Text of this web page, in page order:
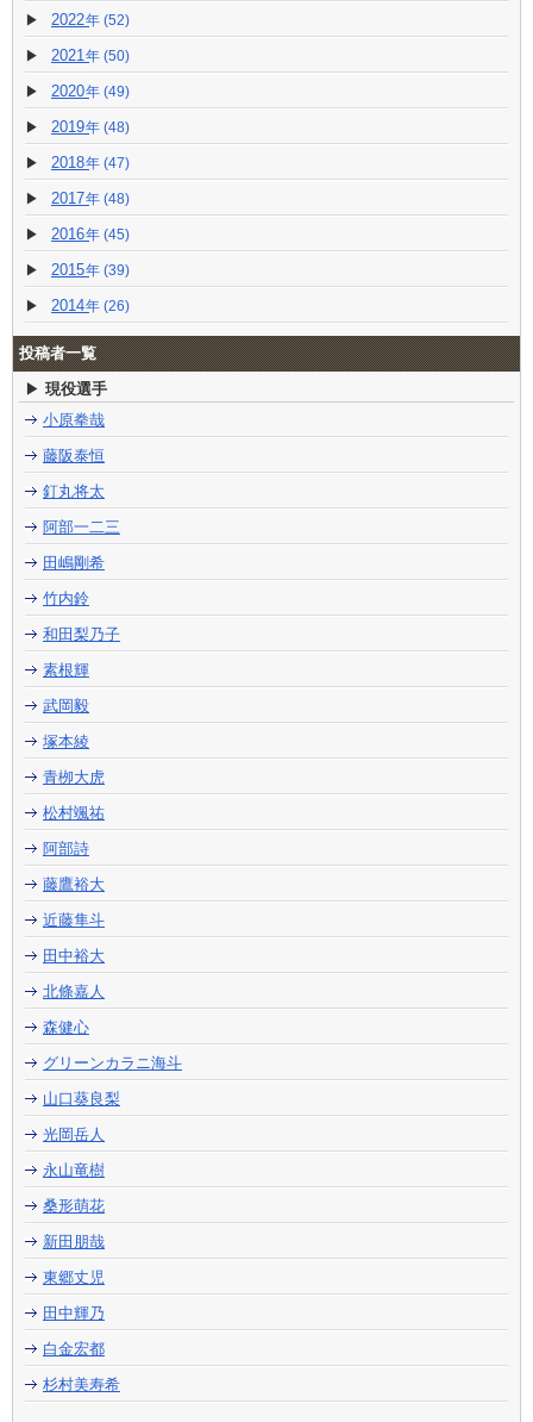
2022 (52)
2021 (50)
2020 (49)
2019 (48)
2018 (47)
2017 (48)
2016 (45)
2015 (39)
2014 (26)
投稿者一覧
現役選手
小原拳哉
藤阪泰恒
釘丸将太
阿部一二三
田嶋剛希
竹内鈴
和田梨乃子
素根輝
武岡毅
塚本綾
青栁大虎
松村颯祐
阿部詩
藤鷹裕大
近藤隼斗
田中裕大
北條嘉人
森健心
グリーンカラニ海斗
山口葵良梨
光岡岳人
永山竜樹
桑形萌花
新田朋哉
東郷丈児
田中輝乃
白金宏都
杉村美寿希